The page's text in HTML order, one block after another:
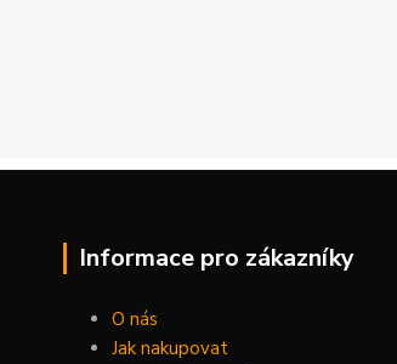
Informace pro zákazníky
O nás
Jak nakupovat